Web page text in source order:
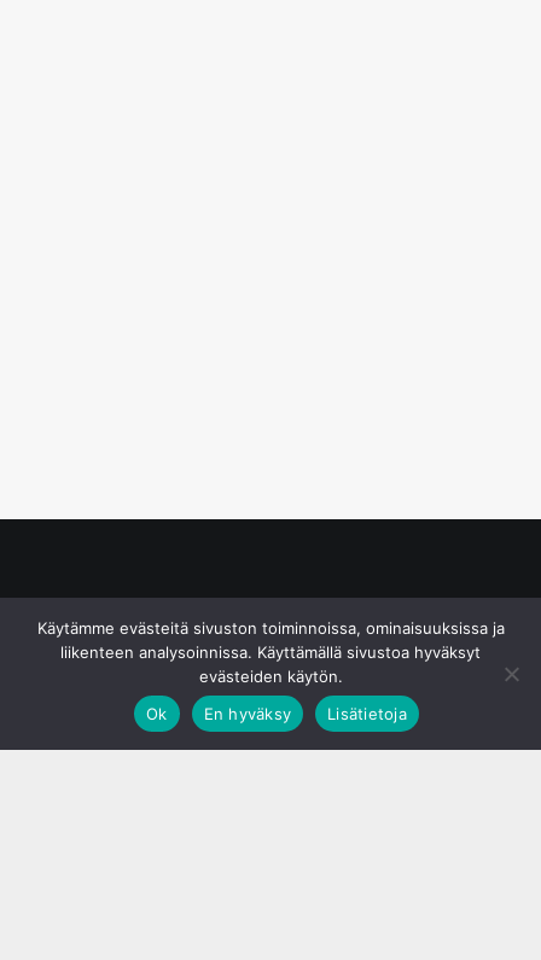
Käytämme evästeitä sivuston toiminnoissa, ominaisuuksissa ja
liikenteen analysoinnissa. Käyttämällä sivustoa hyväksyt
evästeiden käytön.
Ok
En hyväksy Lisätietoja